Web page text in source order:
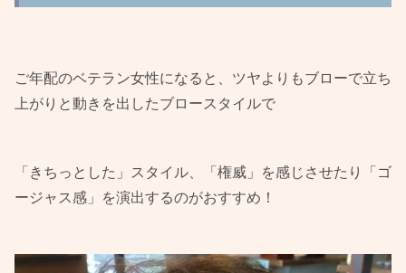
ご年配のベテラン女性になると、ツヤよりもブローで立ち
上がりと動きを出したブロースタイルで
「きちっとした」スタイル、「権威」を感じさせたり「ゴ
ージャス感」を演出するのがおすすめ！